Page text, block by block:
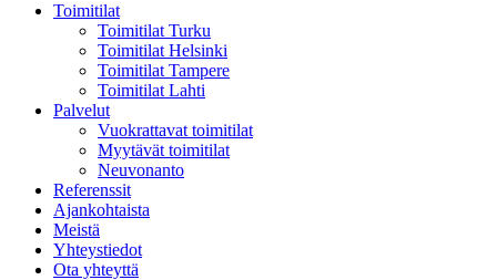
Toimitilat
Toimitilat Turku
Toimitilat Helsinki
Toimitilat Tampere
Toimitilat Lahti
Palvelut
Vuokrattavat toimitilat
Myytävät toimitilat
Neuvonanto
Referenssit
Ajankohtaista
Meistä
Yhteystiedot
Ota yhteyttä